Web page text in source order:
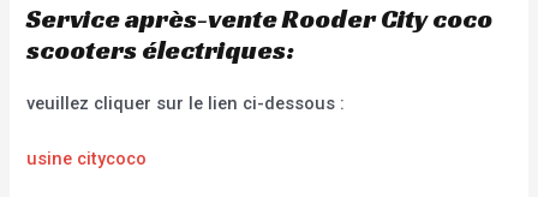
Service après-vente Rooder City coco
scooters électriques:
veuillez cliquer sur le lien ci-dessous :
usine citycoco